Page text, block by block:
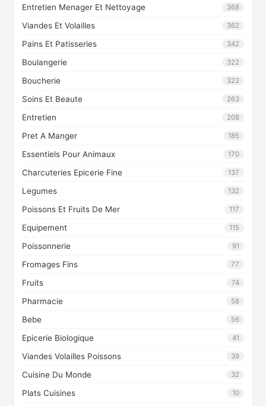
Entretien Menager Et Nettoyage 368
Viandes Et Volailles 362
Pains Et Patisseries 342
Boulangerie 322
Boucherie 322
Soins Et Beaute 263
Entretien 208
Pret A Manger 185
Essentiels Pour Animaux 170
Charcuteries Epicerie Fine 137
Legumes 132
Poissons Et Fruits De Mer 117
Equipement 115
Poissonnerie 91
Fromages Fins 77
Fruits 74
Pharmacie 58
Bebe 56
Epicerie Biologique 41
Viandes Volailles Poissons 39
Cuisine Du Monde 32
Plats Cuisines 10